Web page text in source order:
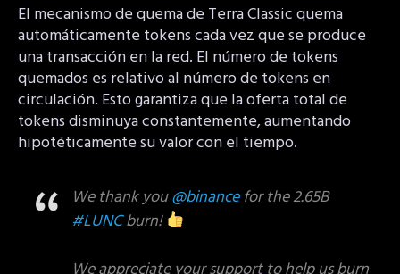
El mecanismo de quema de Terra Classic quema
automáticamente tokens cada vez que se produce
una transacción en la red. El número de tokens
quemados es relativo al número de tokens en
circulación. Esto garantiza que la oferta total de
tokens disminuya constantemente, aumentando
hipotéticamente su valor con el tiempo.
We thank you@binancefor the 2.65B
#LUNCburn!